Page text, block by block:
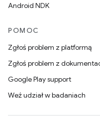
Android NDK
POMOC
Zgłoś problem z platformą
Zgłoś problem z
Google Play support
Weź udział w badaniach